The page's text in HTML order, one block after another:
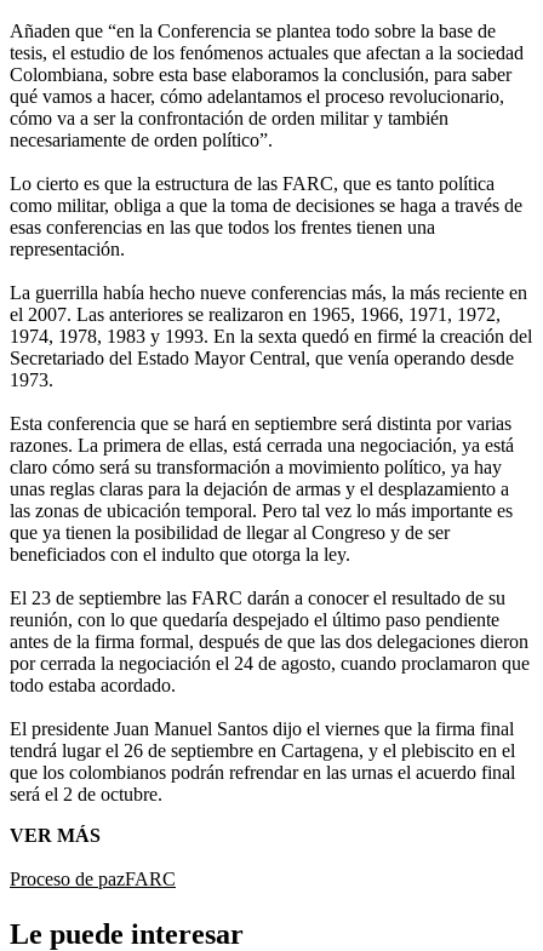
Añaden que “en la Conferencia se plantea todo sobre la base de
tesis, el estudio de los fenómenos actuales que afectan a la sociedad
Colombiana, sobre esta base elaboramos la conclusión, para saber
qué vamos a hacer, cómo adelantamos el proceso revolucionario,
cómo va a ser la confrontación de orden militar y también
necesariamente de orden político”.
Lo cierto es que la estructura de las FARC, que es tanto política
como militar, obliga a que la toma de decisiones se haga a través de
esas conferencias en las que todos los frentes tienen una
representación.
La guerrilla había hecho nueve conferencias más, la más reciente en
el 2007. Las anteriores se realizaron en 1965, 1966, 1971, 1972,
1974, 1978, 1983 y 1993. En la sexta quedó en firmé la creación del
Secretariado del Estado Mayor Central, que venía operando desde
1973.
Esta conferencia que se hará en septiembre será distinta por varias
razones. La primera de ellas, está cerrada una negociación, ya está
claro cómo será su transformación a movimiento político, ya hay
unas reglas claras para la dejación de armas y el desplazamiento a
las zonas de ubicación temporal. Pero tal vez lo más importante es
que ya tienen la posibilidad de llegar al Congreso y de ser
beneficiados con el indulto que otorga la ley.
El 23 de septiembre las FARC darán a conocer el resultado de su
reunión, con lo que quedaría despejado el último paso pendiente
antes de la firma formal, después de que las dos delegaciones dieron
por cerrada la negociación el 24 de agosto, cuando proclamaron que
todo estaba acordado.
El presidente Juan Manuel Santos dijo el viernes que la firma final
tendrá lugar el 26 de septiembre en Cartagena, y el plebiscito en el
que los colombianos podrán refrendar en las urnas el acuerdo final
será el 2 de octubre.
VER MÁS
Proceso de pazFARC
Le puede interesar